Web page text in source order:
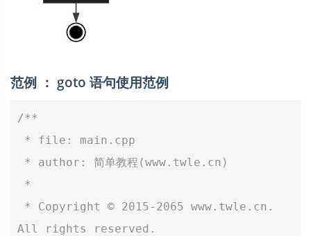
范例 ： goto 语句使用范例
/**
* file: main.cpp
* author: 简单教程(www.twle.cn)
*
All rights reserved.